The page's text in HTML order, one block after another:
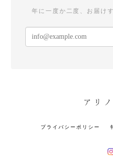
年に一度か二度、お届け
プライバシーポリシー